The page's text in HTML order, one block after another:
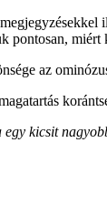
pontosan,
az
egy kicsit